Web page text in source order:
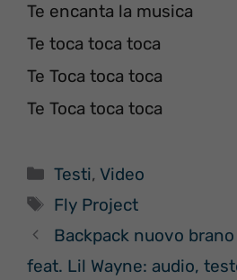
Te encanta la musica
Te toca toca toca
Te Toca toca toca
Te Toca toca toca
Categorie
Testi,Video
Tag
Fly Project
Backpack nuovo
feat. Lil Wayne: audio,